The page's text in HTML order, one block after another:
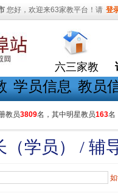
您好，欢迎来63家教平台！请 登
六三家教
学员信息 教员
教员3809名，其中明星教员163名
（学员） / 辅